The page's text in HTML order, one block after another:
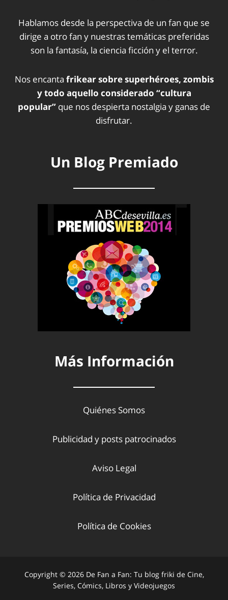
Hablamos desde la perspectiva de un fan que se
dirige a otro fan y nuestras temáticas preferidas
son la fantasía, la ciencia ficción y el terror.
Nos encanta frikear sobre superhéroes, zombis
y todo aquello considerado “cultura
popular” que nos despierta nostalgia y ganas de
disfrutar.
Un Blog Premiado
Más Información
Quiénes Somos
Publicidad y posts patrocinados
Aviso Legal
Política de Privacidad
Política de Cookies
Copyright © 2026 De Fan a Fan: Tu blog friki de Cine,
Series, Cómics, Libros y Videojuegos